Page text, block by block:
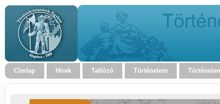
Címlap Hírek Tallózó Történelem